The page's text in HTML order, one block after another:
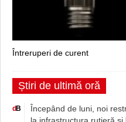
Întreruperi de curent
Știri de ultimă oră
d B
Începând de luni, noi